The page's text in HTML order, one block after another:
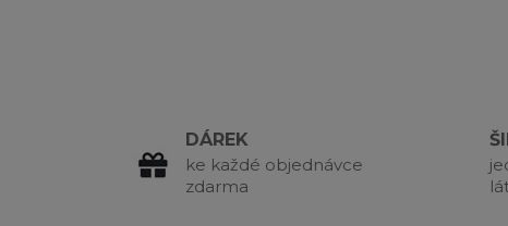
DÁREK
ke každé objednávce
zdarma